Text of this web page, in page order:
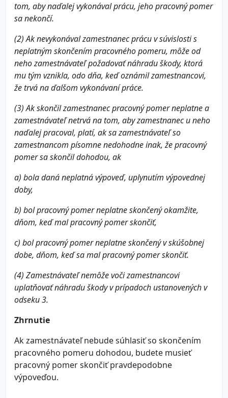
tom, aby naďalej vykonával prácu, jeho pracovný pomer
sa nekončí.
(2) Ak nevykonával zamestnanec prácu v súvislosti s
neplatným skončením pracovného pomeru, môže od
neho zamestnávateľ požadovať náhradu škody, ktorá
mu tým vznikla, odo dňa, keď oznámil zamestnancovi,
že trvá na ďalšom vykonávaní práce.
(3) Ak skončil zamestnanec pracovný pomer neplatne a
zamestnávateľ netrvá na tom, aby zamestnanec u neho
naďalej pracoval, platí, ak sa zamestnávateľ so
zamestnancom písomne nedohodne inak, že pracovný
pomer sa skončil dohodou, ak
a) bola daná neplatná výpoveď, uplynutím výpovednej
doby,
b) bol pracovný pomer neplatne skončený okamžite,
dňom, keď mal pracovný pomer skončiť,
c) bol pracovný pomer neplatne skončený v skúšobnej
dobe, dňom, keď sa mal pracovný pomer skončiť.
(4) Zamestnávateľ nemôže voči zamestnancovi
uplatňovať náhradu škody v prípadoch ustanovených v
odseku 3.
Zhrnutie
Ak zamestnávateľ nebude súhlasiť so skončením
pracovného pomeru dohodou, budete musieť
pracovný pomer skončiť pravdepodobne
výpoveďou.